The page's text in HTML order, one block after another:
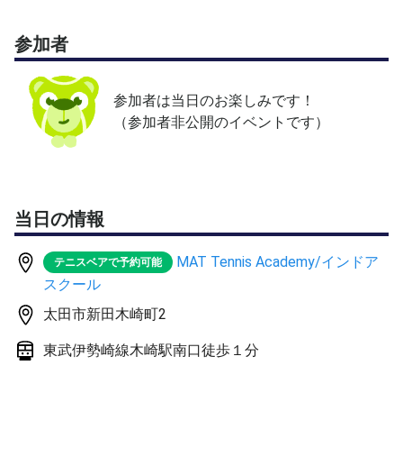
参加者
参加者は当日のお楽しみです！
（参加者非公開のイベントです）
当日の情報
テニスベアで予約可能
MAT Tennis Academy/インドア
スクール
太田市新田木崎町2
東武伊勢崎線木崎駅南口徒歩１分